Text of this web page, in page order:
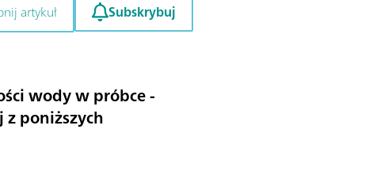
artykuł Subskrybuj
wody w próbce -
z poniższych